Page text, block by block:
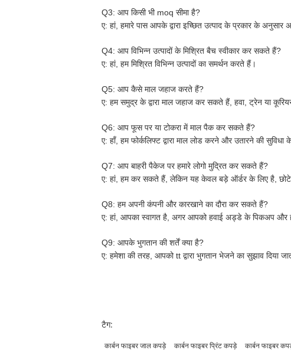
Q3: आप किसी भी moq सीमा है?
ए: हां, हमारे पास आपके द्वारा इच्छित उत्पाद के प्रकार के
Q4: आप विभिन्न उत्पादों के मिश्रित बैच स्वीकार कर सकते हैं?
ए: हां, हम मिश्रित विभिन्न उत्पादों का समर्थन करते हैं।
Q5: आप कैसे माल जहाज करते हैं?
ए: हम समुद्र के द्वारा माल जहाज कर सकते हैं, हवा, ट्रेन या
Q6: आप फूस पर या टोकरा में माल पैक कर सकते हैं?
ए: हाँ, हम फोर्कलिफ्ट द्वारा माल लोड करने और उतारने की
Q7: आप बाहरी पैकेज पर हमारे लोगो मुद्रित कर सकते हैं?
ए: हां, हम कर सकते हैं, लेकिन यह केवल बड़े ऑर्डर के लिए है,
Q8: हम अपनी कंपनी और कारखाने का दौरा कर सकते हैं?
ए: हां, आपका स्वागत है, अगर आपको हवाई अड्डे के पिकअप और
Q9: आपके भुगतान की शर्तें क्या है?
ए: हमेशा की तरह, आपको tt द्वारा भुगतान भेजने का सुझाव
टैग:
कार्बन फाइबर जाल कपड़े कार्बन फाइबर प्रिंट कपड़े कार्बन फाइबर